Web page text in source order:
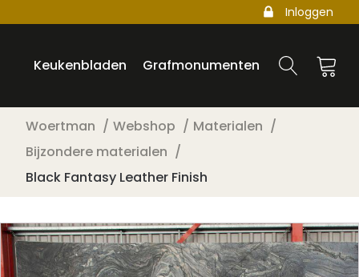
Inloggen
Keukenbladen Grafmonumenten
Woertman Webshop
Materialen
Bijzondere materialen
Black Fantasy Leather Finish